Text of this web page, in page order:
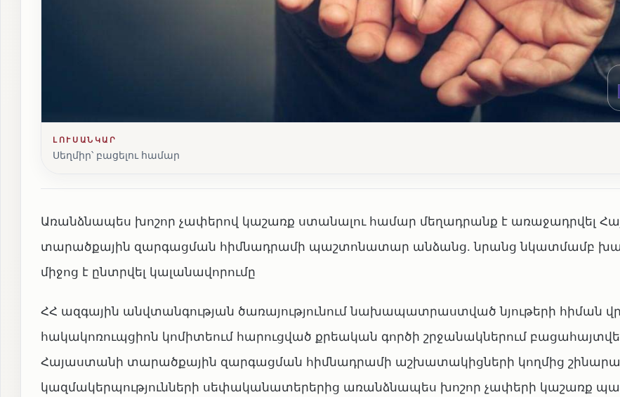
ԼՈՒՍԱՆԿԱՐ
Սեղմիր՝ բացելու համար
Առանձնապես խոշոր չափերով կաշառք ստանալու համար մեղադրանք է առաջադրվել
տարածքային զարգացման հիմնադրամի պաշտոնատար անձանց. նրանց նկատմամբ
միջոց է ընտրվել կալանավորումը
ՀՀ ազգային անվտանգության ծառայությունում նախապատրաստված նյութերի հիման
հակակոռուպցիոն կոմիտեում հարուցված քրեական գործի շրջանակներում
Հայաստանի տարածքային զարգացման հիմնադրամի աշխատակիցների կողմից
կազմակերպությունների սեփականատերերից առանձնապես խոշոր չափերի կաշառք